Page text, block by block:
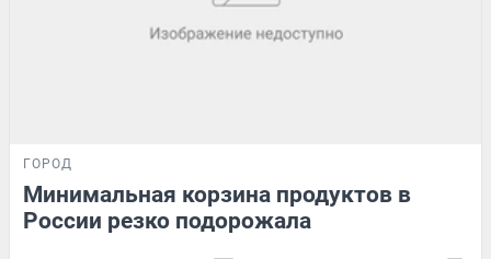
ГОРОД
Минимальная корзина продуктов в
России резко подорожала